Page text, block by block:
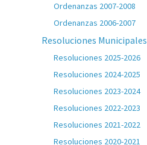
Ordenanzas 2007-2008
Ordenanzas 2006-2007
Resoluciones Municipales
Resoluciones 2025-2026
Resoluciones 2024-2025
Resoluciones 2023-2024
Resoluciones 2022-2023
Resoluciones 2021-2022
Resoluciones 2020-2021